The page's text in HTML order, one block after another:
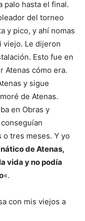
palo hasta el final.
del torneo
y pico, y ahí nomas
viejo. Le dijeron
Esto fue en
Atenas cómo era.
y sigue
de Atenas.
en Obras y
tres meses. Y yo
de Atenas,
vida y no podía
«.
con mis viejos a